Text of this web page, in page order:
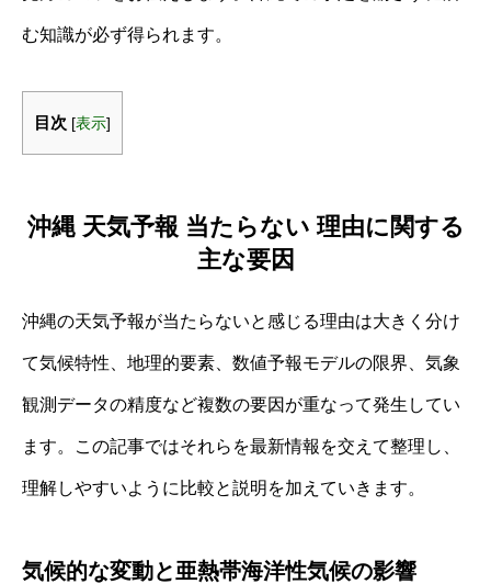
む知識が必ず得られます。
目次 [表示]
沖縄 天気予報 当たらない 理由に関する
主な要因
沖縄の天気予報が当たらないと感じる理由は大きく分け
て気候特性、地理的要素、数値予報モデルの限界、気象
観測データの精度など複数の要因が重なって発生してい
ます。この記事ではそれらを最新情報を交えて整理し、
理解しやすいように比較と説明を加えていきます。
気候的な変動と亜熱帯海洋性気候の影響